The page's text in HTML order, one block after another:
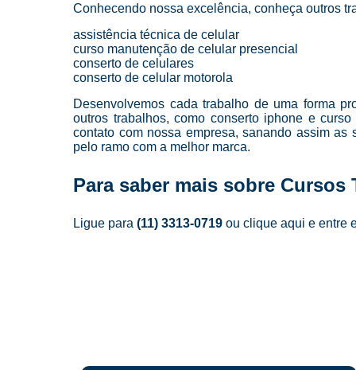
Conhecendo nossa excelência, conheça outros
assistência técnica de celular
curso manutenção de celular presencial
conserto de celulares
conserto de celular motorola
Desenvolvemos cada trabalho de uma forma
outros trabalhos, como conserto iphone e
contato com nossa empresa, sanando assim
pelo ramo com a melhor marca.
Para saber mais sobre
Ligue para (11) 3313-0719 ou clique aqui e entre